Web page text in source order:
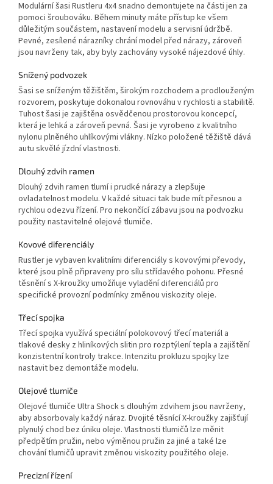
Modulární šasi Rustleru 4x4 snadno demontujete na části jen za
pomoci šroubováku. Během minuty máte přístup ke všem
důležitým součástem, nastavení modelu a servisní údržbě.
Pevné, zesílené nárazníky chrání model před nárazy, zároveň
jsou navrženy tak, aby byly zachovány vysoké nájezdové úhly.
Snížený podvozek
Šasi se sníženým těžištěm, širokým rozchodem a prodlouženým
rozvorem, poskytuje dokonalou rovnováhu v rychlosti a stabilitě.
Tuhost šasi je zajištěna osvědčenou prostorovou koncepcí,
která je lehká a zároveň pevná. Šasi je vyrobeno z kvalitního
nylonu plněného uhlíkovými vlákny. Nízko položené těžiště dává
autu skvělé jízdní vlastnosti.
Dlouhý zdvih ramen
Dlouhý zdvih ramen tlumí i prudké nárazy a zlepšuje
ovladatelnost modelu. V každé situaci tak bude mít přesnou a
rychlou odezvu řízení. Pro nekončící zábavu jsou na podvozku
použity nastavitelné olejové tlumiče.
Kovové diferenciály
Rustler je vybaven kvalitními diferenciály s kovovými převody,
které jsou plně připraveny pro sílu střídavého pohonu. Přesné
těsnění s X-kroužky umožňuje vyladění diferenciálů pro
specifické provozní podmínky změnou viskozity oleje.
Třecí spojka
Třecí spojka využívá speciální polokovový třecí materiál a
tlakové desky z hliníkových slitin pro rozptýlení tepla a zajištění
konzistentní kontroly trakce. Intenzitu prokluzu spojky lze
nastavit bez demontáže modelu.
Olejové tlumiče
Olejové tlumiče Ultra Shock s dlouhým zdvihem jsou navrženy,
aby absorbovaly každý náraz. Dvojité těsnící X-kroužky zajišťují
plynulý chod bez úniku oleje. Vlastnosti tlumičů lze měnit
předpětím pružin, nebo výměnou pružin za jiné a také lze
chování tlumičů upravit změnou viskozity použitého oleje.
Precizní řízení